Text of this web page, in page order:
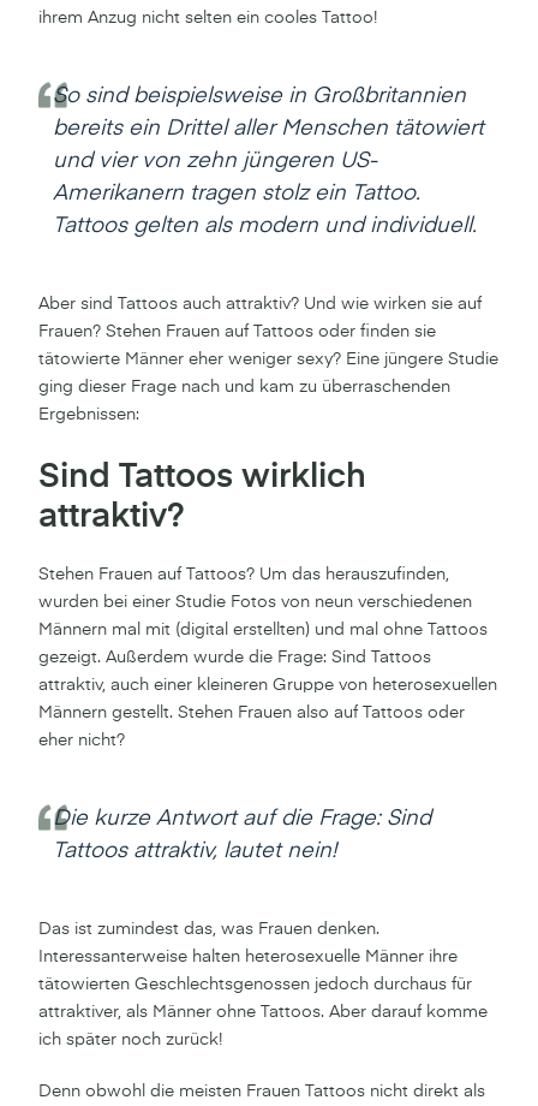
ihrem Anzug nicht selten ein cooles Tattoo!
So sind beispielsweise in Großbritannien
bereits ein Drittel aller Menschen tätowiert
und vier von zehn jüngeren US-
Amerikanern tragen stolz ein Tattoo.
Tattoos gelten als modern und individuell.
Aber sind Tattoos auch attraktiv? Und wie wirken sie auf
Frauen? Stehen Frauen auf Tattoos oder finden sie
tätowierte Männer eher weniger sexy? Eine jüngere Studie
ging dieser Frage nach und kam zu überraschenden
Ergebnissen:
Sind Tattoos wirklich
attraktiv?
Stehen Frauen auf Tattoos? Um das herauszufinden,
wurden bei einer Studie Fotos von neun verschiedenen
Männern mal mit (digital erstellten) und mal ohne Tattoos
gezeigt. Außerdem wurde die Frage: Sind Tattoos
attraktiv, auch einer kleineren Gruppe von heterosexuellen
Männern gestellt. Stehen Frauen also auf Tattoos oder
eher nicht?
Die kurze Antwort auf die Frage: Sind
Tattoos attraktiv, lautet nein!
Das ist zumindest das, was Frauen denken.
Interessanterweise halten heterosexuelle Männer ihre
tätowierten Geschlechtsgenossen jedoch durchaus für
attraktiver, als Männer ohne Tattoos. Aber darauf komme
ich später noch zurück!
Denn obwohl die meisten Frauen Tattoos nicht direkt als